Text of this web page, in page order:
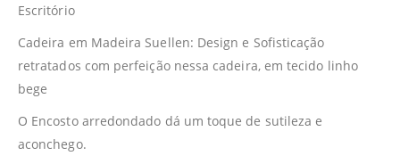
Escritório
Cadeira em Madeira Suellen: Design e Sofisticação
retratados com perfeição nessa cadeira, em tecido linho
bege
O Encosto arredondado dá um toque de sutileza e
aconchego.